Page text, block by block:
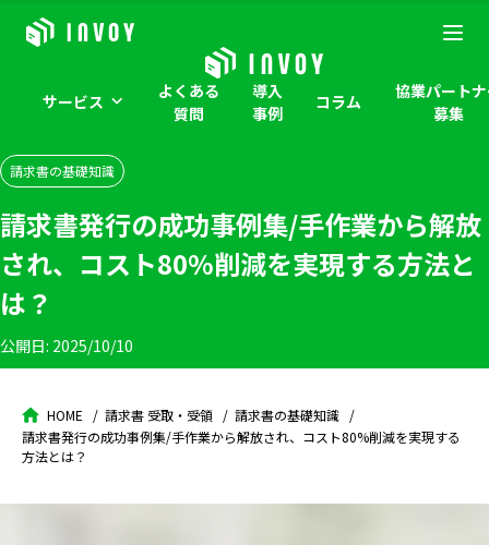
サービス
よくある
質問
導入
事例
コラム
協業パート
募集
請求書の基礎知識
請求書発行の成功事例集/手作業から解放
され、コスト80%削減を実現する方法と
は？
公開日: 2025/10/10
HOME 請求書 受取・受領
請求書の基礎知識
請求書発行の成功事例集/手作業から解放され、コスト80%削減を実現する
方法とは？